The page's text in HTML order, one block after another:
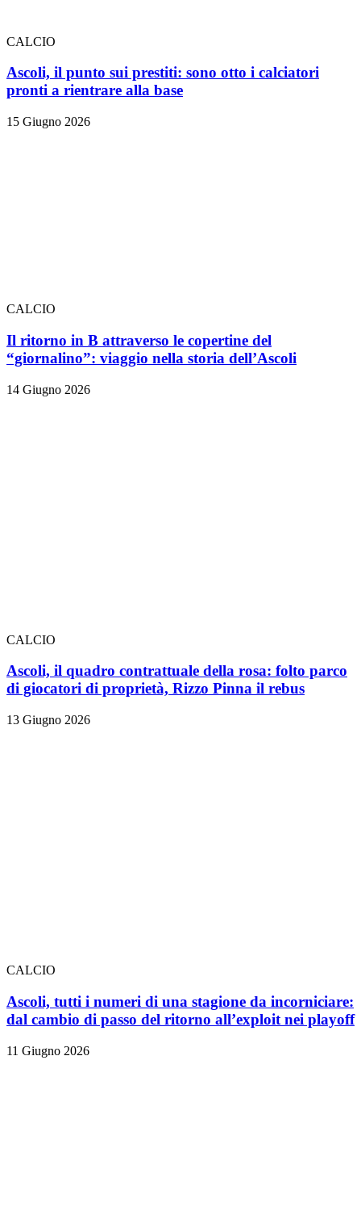
CALCIO
Ascoli, il punto sui prestiti: sono otto i calciatori
pronti a rientrare alla base
15 Giugno 2026
CALCIO
Il ritorno in B attraverso le copertine del
“giornalino”: viaggio nella storia dell’Ascoli
14 Giugno 2026
CALCIO
Ascoli, il quadro contrattuale della rosa: folto parco
di giocatori di proprietà, Rizzo Pinna il rebus
13 Giugno 2026
CALCIO
Ascoli, tutti i numeri di una stagione da incorniciare:
dal cambio di passo del ritorno all’exploit nei playoff
11 Giugno 2026